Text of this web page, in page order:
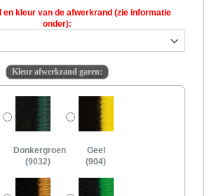
en kleur van de afwerkrand (zie informatie
onder):
Kleur afwerkrand garen:
Donkergroen
(9032)
Geel
(904)